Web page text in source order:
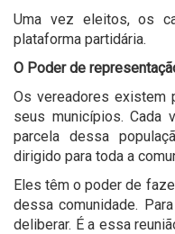
Uma vez eleitos, os
plataforma partidária.
O Poder de
Os vereadores existem
seus municípios. Cada
parcela dessa
dirigido para toda a
Eles têm o poder de
dessa comunidade.
deliberar. É a essa